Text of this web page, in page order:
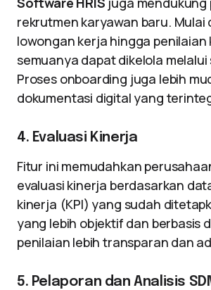
rekrutmen karyawan baru. Mulai
lowongan kerja hingga penilaian
semuanya dapat dikelola melalui
Proses onboarding juga lebih
dokumentasi digital yang
4. Evaluasi Kinerja
Fitur ini memudahkan
evaluasi kinerja berdasarkan
kinerja (KPI) yang sudah
yang lebih objektif dan berbasis
penilaian lebih transparan dan
5. Pelaporan dan Analisis